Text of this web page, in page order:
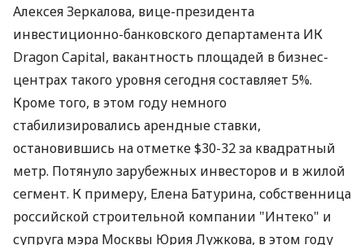
Алексея Зеркалова, вице-президента
инвестиционно-банковского департамента ИК
Dragon Capital, вакантность площадей в бизнес-
центрах такого уровня сегодня составляет 5%.
Кроме того, в этом году немного
стабилизировались арендные ставки,
остановившись на отметке $30-32 за квадратный
метр. Потянуло зарубежных инвесторов и в жилой
сегмент. К примеру, Елена Батурина, собственница
российской строительной компании "Интеко" и
супруга мэра Москвы Юрия Лужкова, в этом году